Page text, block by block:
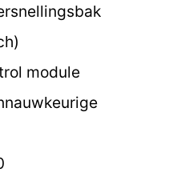
module